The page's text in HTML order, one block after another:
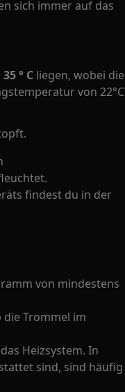
sich immer auf das
° C liegen, wobei die
von 22°C
findest du in der
von mindestens
Trommel im
Heizsystem. In
sind, sind häufig